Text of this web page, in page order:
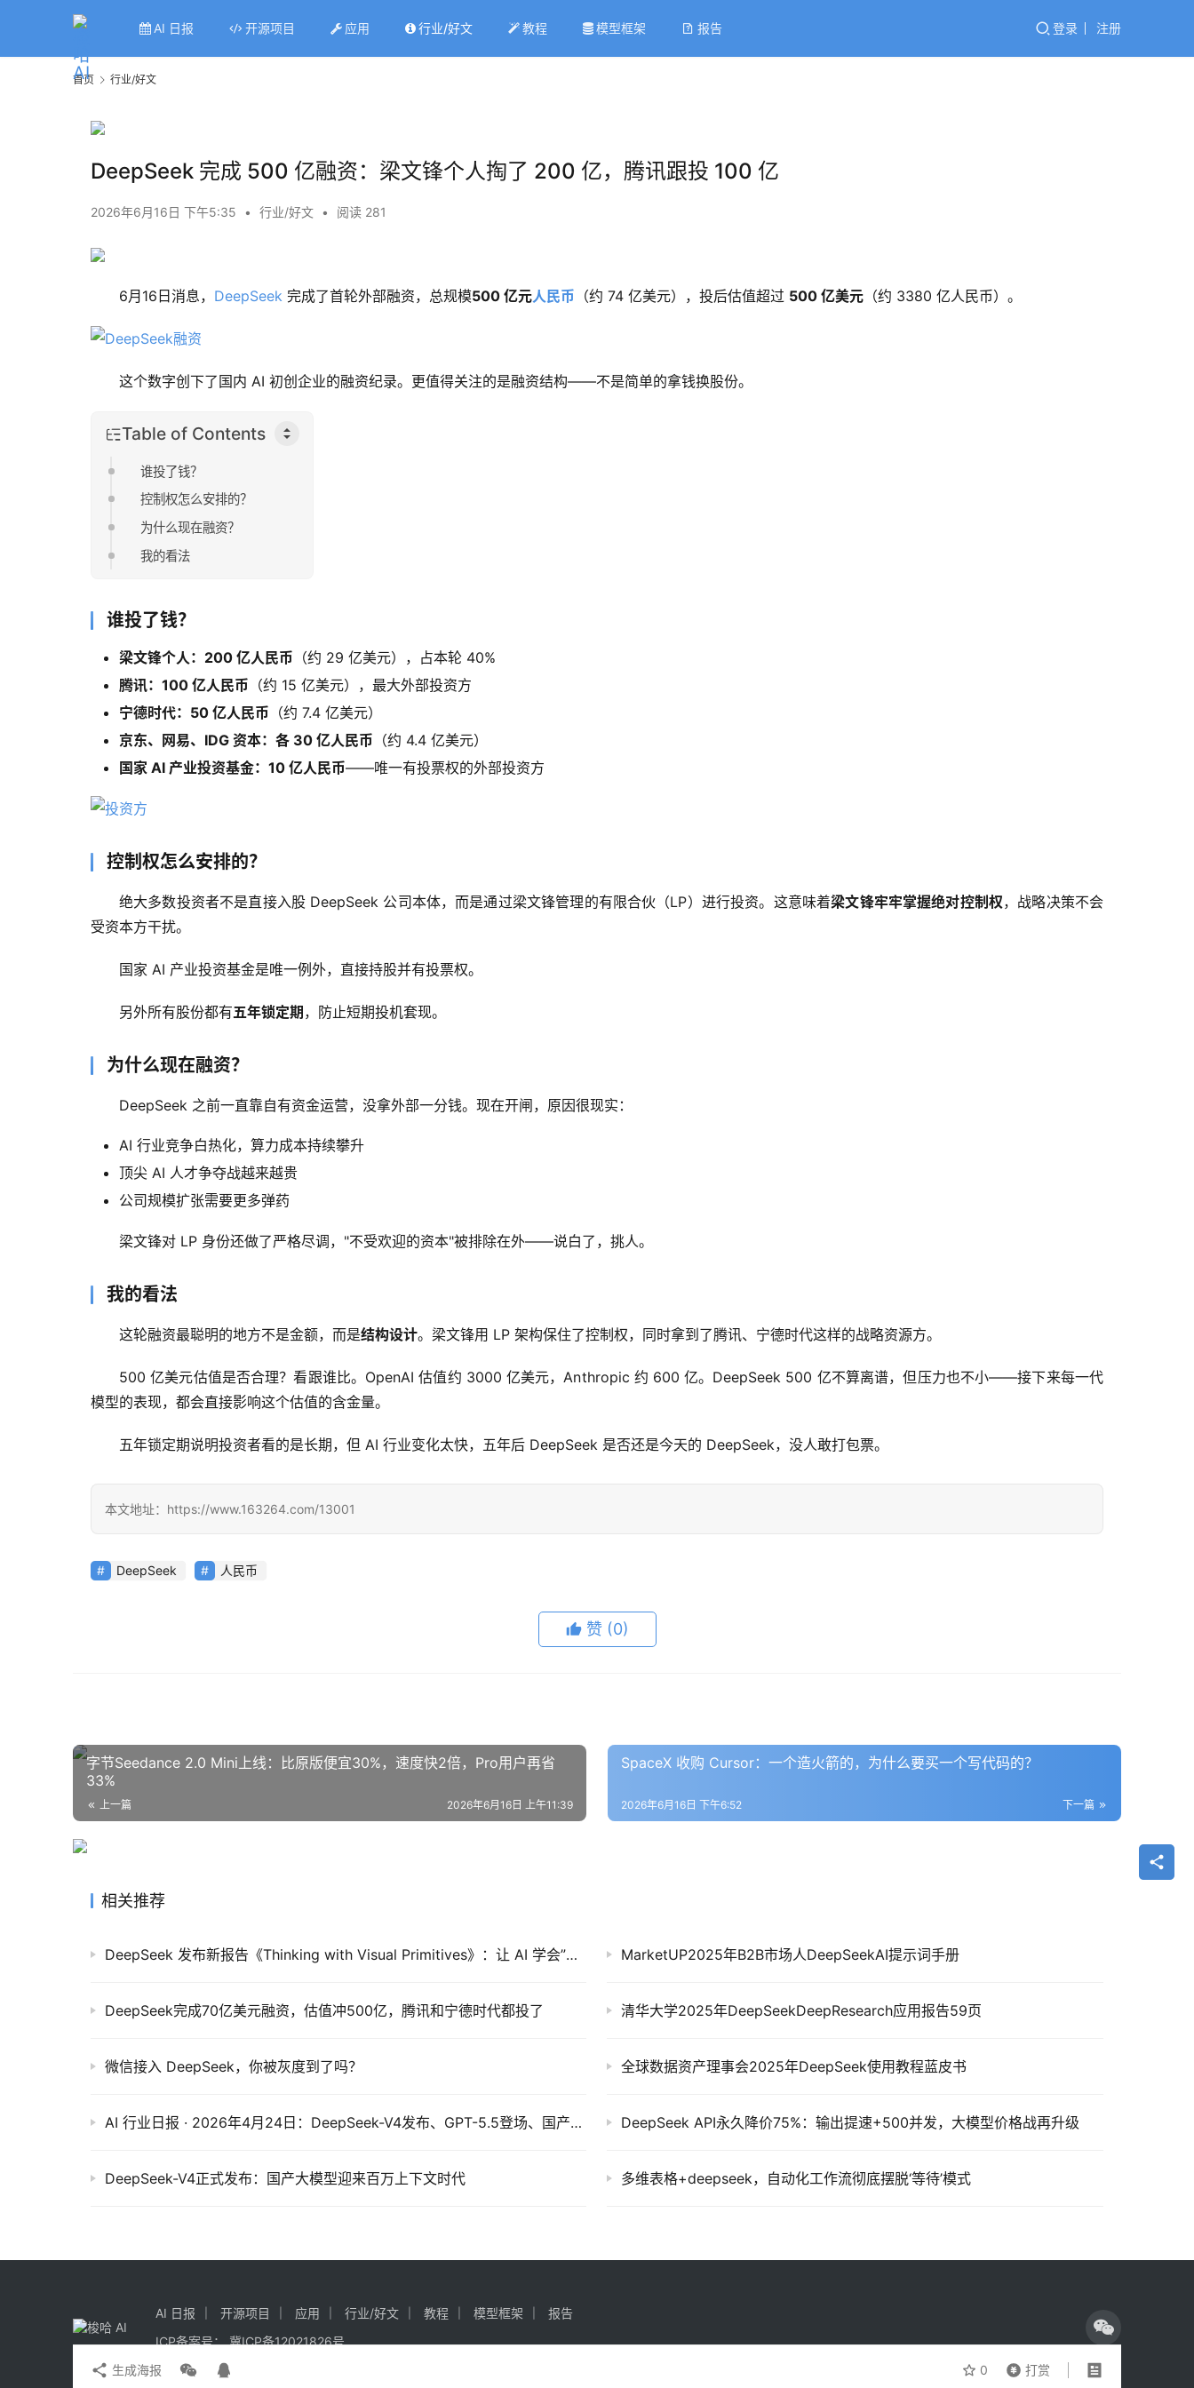
AI 日报 开源项目 应用 行业/好文 教程 模型框架 报告 登录 注册
首页 行业/好文
DeepSeek 完成 500 亿融资：梁文锋个人掏了 200 亿，腾讯跟投 100 亿
2026年6月16日 下午5:35 • 行业/好文 • 阅读 281
6月16日消息， DeepSeek 完成了首轮外部融资，总规模500 亿元人民币 （约 74 亿美元），投后估值超过 500 亿美元 （约 3380 亿人民币）。
这个数字创下了国内 AI 初创企业的融资纪录。更值得关注的是融资结构——不是简单的拿钱换股份。
Table of Contents
谁投了钱？
控制权怎么安排的？
为什么现在融资？
我的看法
谁投了钱？
梁文锋个人：200 亿人民币 （约 29 亿美元），占本轮 40%
腾讯：100 亿人民币 （约 15 亿美元），最大外部投资方
宁德时代：50 亿人民币 （约 7.4 亿美元）
京东、网易、IDG 资本：各 30 亿人民币 （约 4.4 亿美元）
国家 AI 产业投资基金：10 亿人民币——唯一有投票权的外部投资方
控制权怎么安排的？
绝大多数投资者不是直接入股 DeepSeek 公司本体，而是通过梁文锋管理的有限合伙（LP）进行投资。这意味着梁文锋牢牢掌握绝对控制权，战略决策不会
受资本方干扰。
国家 AI 产业投资基金是唯一例外，直接持股并有投票权。
另外所有股份都有五年锁定期 ，防止短期投机套现。
为什么现在融资？
DeepSeek 之前一直靠自有资金运营，没拿外部一分钱。现在开闸，原因很现实：
AI 行业竞争白热化，算力成本持续攀升
顶尖 AI 人才争夺战越来越贵
公司规模扩张需要更多弹药
梁文锋对 LP 身份还做了严格尽调，"不受欢迎的资本"被排除在外——说白了，挑人。
我的看法
这轮融资最聪明的地方不是金额，而是结构设计。梁文锋用 LP 架构保住了控制权，同时拿到了腾讯、宁德时代这样的战略资源方。
500 亿美元估值是否合理？看跟谁比。OpenAI 估值约 3000 亿美元，Anthropic 约 600 亿。DeepSeek 500 亿不算离谱，但压力也不小——接下来每一代
模型的表现，都会直接影响这个估值的含金量。
五年锁定期说明投资者看的是长期，但 AI 行业变化太快，五年后 DeepSeek 是否还是今天的 DeepSeek，没人敢打包票。
本文地址：https://www.163264.com/13001
DeepSeek 人民币
赞 (0)
0 打赏
生成海报
字节Seedance 2.0 Mini上线：比原版便宜30%，速度快2倍，Pro用户再省
33%
上一篇 2026年6月16日 上午11:39
SpaceX 收购 Cursor：一个造火箭的，为什么要买一个写代码的？
下一篇
2026年6月16日 下午6:52
相关推荐
DeepSeek 发布新报告《Thinking with Visual Primitives》：让 AI 学会”边推理边指路” MarketUP2025年B2B市场人DeepSeekAI提示词手册
DeepSeek完成70亿美元融资，估值冲500亿，腾讯和宁德时代都投了 清华大学2025年DeepSeekDeepResearch应用报告59页
微信接入 DeepSeek，你被灰度到了吗？ 全球数据资产理事会2025年DeepSeek使用教程蓝皮书
AI 行业日报 · 2026年4月24日：DeepSeek-V4发布、GPT-5.5登场、国产芯片集体Day-0适配 DeepSeek API永久降价75%：输出提速+500并发，大模型价格战再升级
DeepSeek-V4正式发布：国产大模型迎来百万上下文时代 多维表格+deepseek，自动化工作流彻底摆脱‘等待’模式
AI 日报 开源项目 应用 行业/好文 教程 模型框架
报告
ICP备案号：冀ICP备12021826号